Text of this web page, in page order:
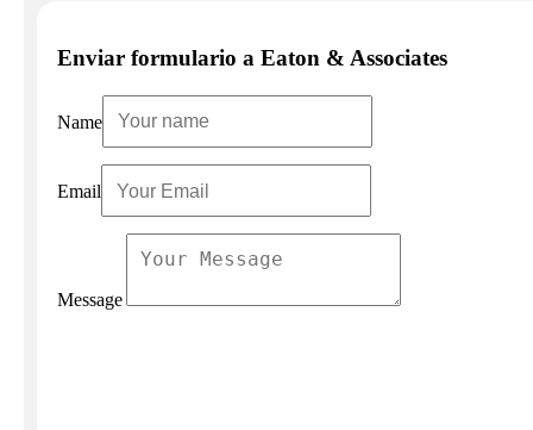
Enviar formulario a Eaton & Associates
Name
Email
Message